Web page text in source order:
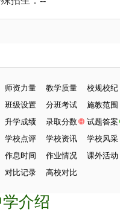
师资力量 教学质量
校规校纪
班级设置 分班考试
施教范围
升学成绩 录取分数
试题答案
学校点评 学校资讯
学校风采
作息时间 作业情况
课外活动
对比记录 高校对比
介绍